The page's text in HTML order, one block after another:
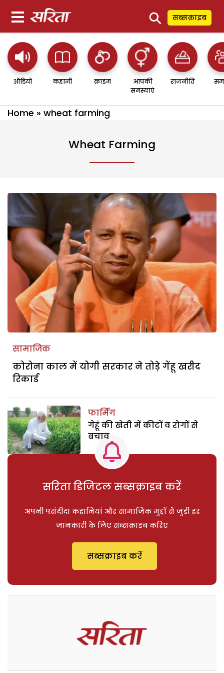
⚲ सब्सक्राइब
ऑडियो कहानी क्राइम
आपकी
समस्याएं
राजनीति
Home » wheat farming
Wheat Farming
सामाजिक
कोरोना काल में योगी सरकार ने तोड़े गेंहू खरीद
रिकार्ड
फार्मिंग
गेहूं की खेती में कीटों व रोगों से
बचाव
सरिता डिजिटल सब्सक्राइब करें
अपनी पसंदीदा कहानियां और सामाजिक मुद्दों से जुड़ी हर
जानकारी के लिए सब्सक्राइब करिए
सब्सक्राइब करें